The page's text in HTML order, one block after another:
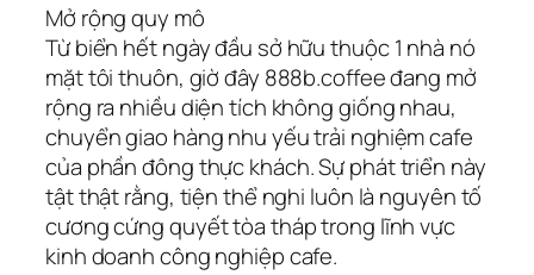
Mở rộng quy mô
Từ biển hết ngày đầu sở hữu thuộc 1 nhà nó
mặt tôi thuôn, giờ đây 888b.coffee đang mở
rộng ra nhiều diện tích không giống nhau,
chuyển giao hàng nhu yếu trải nghiệm cafe
của phần đông thực khách. Sự phát triển này
tật thật rằng, tiện thể nghi luôn là nguyên tố
cương cứng quyết tòa tháp trong lĩnh vực
kinh doanh công nghiệp cafe.